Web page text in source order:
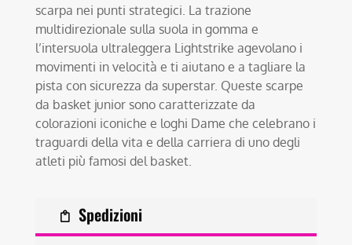
scarpa nei punti strategici. La trazione
multidirezionale sulla suola in gomma e
l’intersuola ultraleggera Lightstrike agevolano i
movimenti in velocità e ti aiutano e a tagliare la
pista con sicurezza da superstar. Queste scarpe
da basket junior sono caratterizzate da
colorazioni iconiche e loghi Dame che celebrano i
traguardi della vita e della carriera di uno degli
atleti più famosi del basket.
Spedizioni